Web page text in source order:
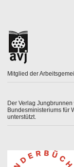
Mitglied der
Der Verlag
Bundesministeriums für
unterstützt.